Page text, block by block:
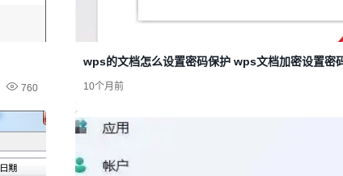
760
wps的文档怎么设置密码保护 wps文档加密设置密
10个月前